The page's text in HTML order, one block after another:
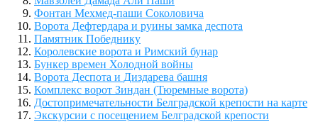
Фонтан Мехмед-паши Соколовича
Ворота Дефтердара и руины замка деспота
Памятник Победнику
Королевские ворота и Римский бунар
Бункер времен Холодной войны
Ворота Деспота и Диздарева башня
Комплекс ворот Зиндан (Тюремные ворота)
Достопримечательности Белградской крепости на карте
Экскурсии с посещением Белградской крепости